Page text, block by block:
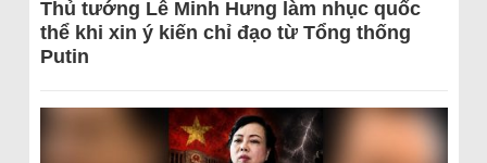
Thủ tướng Lê Minh Hưng làm nhục quốc
thể khi xin ý kiến chỉ đạo từ Tổng thống
Putin